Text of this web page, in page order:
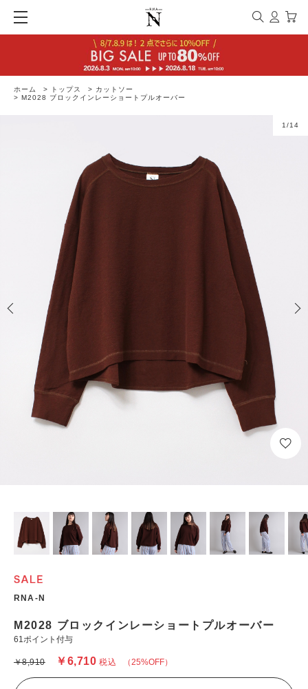
ホーム > トップス > カットソー
> M2028 ブロックインレーショートプルオーバー
1 /14
RNA-N
M2028 ブロックインレーショートプルオーバー
61ポイント付与
（25%OFF）
￥6,710 税込
￥8,910